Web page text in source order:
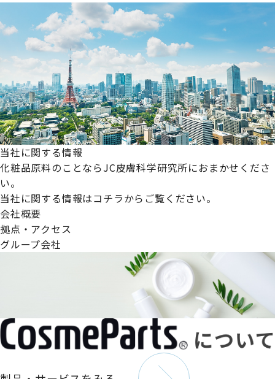
当社に関する情報
化粧品原料のことならJC皮膚科学研究所におまかせくださ
い。
当社に関する情報はコチラからご覧ください。
会社概要
拠点・アクセス
グループ会社